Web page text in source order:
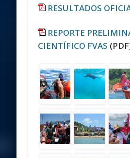
RESULTADOS
REPORTE
CIENTÍFICO FVAS